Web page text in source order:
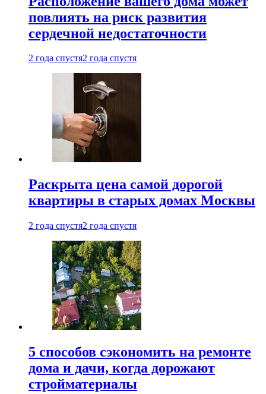
повлиять на риск развития
сердечной недостаточности
2 года спустя2 года спустя
Раскрыта цена самой дорогой
квартиры в старых домах Москвы
2 года спустя2 года спустя
5 способов сэкономить на ремонте
дома и дачи, когда дорожают
стройматериалы